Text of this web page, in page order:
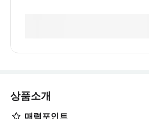
상품소개
매력포인트